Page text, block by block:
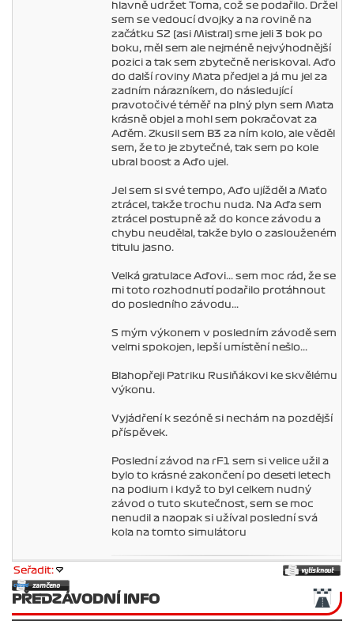
hlavně udržet Toma, což se podařilo. Držel
sem se vedoucí dvojky a na rovině na
začátku S2 (asi Mistral) sme jeli 3 bok po
boku, měl sem ale nejméně nejvýhodnější
pozici a tak sem zbytečně neriskoval. Aďo
do další roviny Maťa předjel a já mu jel za
zadním nárazníkem, do následující
pravotočivé téměř na plný plyn sem Maťa
krásně objel a mohl sem pokračovat za
Aďěm. Zkusil sem B3 za ním kolo, ale věděl
sem, že to je zbytečné, tak sem po kole
ubral boost a Aďo ujel.
Jel sem si své tempo, Aďo ujížděl a Maťo
ztrácel, takže trochu nuda. Na Aďa sem
ztrácel postupně až do konce závodu a
chybu neudělal, takže bylo o zaslouženém
titulu jasno.
Velká gratulace Aďovi... sem moc rád, že se
mi toto rozhodnutí podařilo protáhnout
do posledního závodu...
S mým výkonem v posledním závodě sem
velmi spokojen, lepší umístění nešlo...
Blahopřeji Patriku Rusiňákovi ke skvělému
výkonu.
Vyjádření k sezóně si nechám na pozdější
příspěvek.
Poslední závod na rF1 sem si velice užil a
bylo to krásné zakončení po deseti letech
na podium i když to byl celkem nudný
závod o tuto skutečnost, sem se moc
nenudil a naopak si užíval poslední svá
kola na tomto simulátoru
Seřadit:
PŘEDZÁVODNÍ INFO